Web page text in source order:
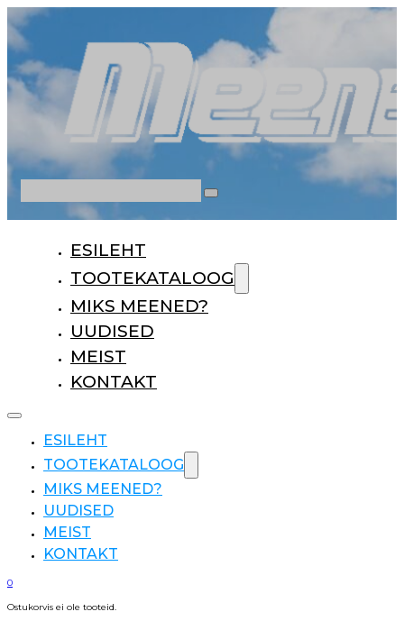
ESILEHT
TOOTEKATALOOG
MIKS MEENED?
UUDISED
MEIST
KONTAKT
ESILEHT
TOOTEKATALOOG
MIKS MEENED?
UUDISED
MEIST
KONTAKT
0
Ostukorvis ei ole tooteid.